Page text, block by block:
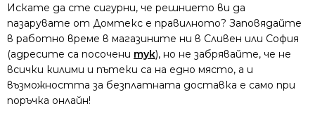
Искате да сте сигурни, че решнието ви да
пазарувате от Домтекс е правилното? Заповядайте
в работно време в магазините ни в Сливен или София
(адресите са посочени тук), но не забрявайте, че не
всички килими и пътеки са на едно място, а и
възможността за безплатната доставка е само при
поръчка онлайн!